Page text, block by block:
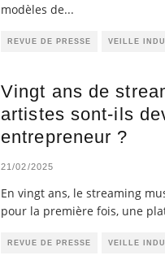
modèles de...
REVUE DE PRESSE VEILLE
Vingt ans de
artistes sont-ils
entrepreneur ?
21/02/2025
En vingt ans, le streaming
pour la première fois, une
REVUE DE PRESSE VEILLE